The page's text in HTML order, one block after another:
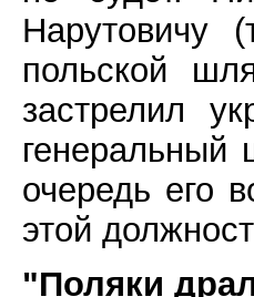
Нарутовичу
польской
застрелил
генеральный
очередь его
этой
"Поляки